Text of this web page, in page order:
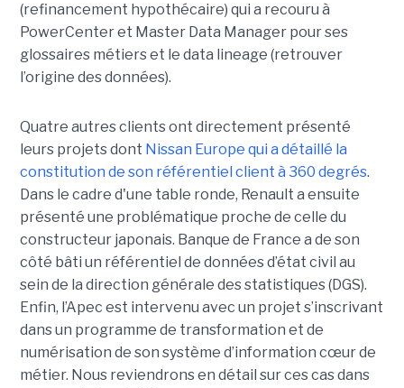
(refinancement hypothécaire) qui a recouru à
PowerCenter et Master Data Manager pour ses
glossaires métiers et le data lineage (retrouver
l’origine des données).
Quatre autres clients ont directement présenté
leurs projets dont Nissan Europe qui a détaillé la
constitution de son référentiel client à 360 degrés.
Dans le cadre d'une table ronde, Renault a ensuite
présenté une problématique proche de celle du
constructeur japonais. Banque de France a de son
côté bâti un référentiel de données d’état civil au
sein de la direction générale des statistiques (DGS).
Enfin, l’Apec est intervenu avec un projet s’inscrivant
dans un programme de transformation et de
numérisation de son système d’information cœur de
métier. Nous reviendrons en détail sur ces cas dans